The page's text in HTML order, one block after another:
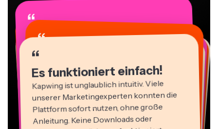
“
Es funktioniert einfach!
Kapwing ist unglaublich intuitiv. Viele
unserer Marketingexperten konnten die
Plattform sofort nutzen, ohne große
Anleitung. Keine Downloads oder
Installationen nötig - es funktioniert
“
“
“ “
“ “
“ “
“